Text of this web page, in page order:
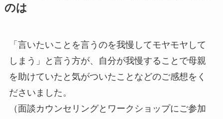
のは
「言いたいことを言うのを我慢してモヤモヤして
しまう」と言う方が、自分が我慢することで母親
を助けていたと気がついたことなどのご感想をく
ださいました。
（面談カウンセリングとワークショップにご参加